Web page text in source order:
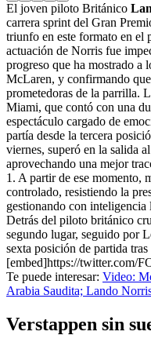
El joven piloto Británico
carrera sprint del Gran
triunfo en este formato en el
actuación de Norris fue
progreso que ha mostrado a
McLaren, y confirmando que
prometedoras de la parrilla.
Miami, que contó con una
espectáculo cargado de
partía desde la tercera
viernes, superó en la salida
aprovechando una mejor
1. A partir de ese momento,
controlado, resistiendo la
gestionando con inteligencia
Detrás del piloto británico
segundo lugar, seguido por
sexta posición de partida
[embed]https://twitter.com/
Te puede interesar: Video:
Arabia Saudita; Lando
Verstappen sin